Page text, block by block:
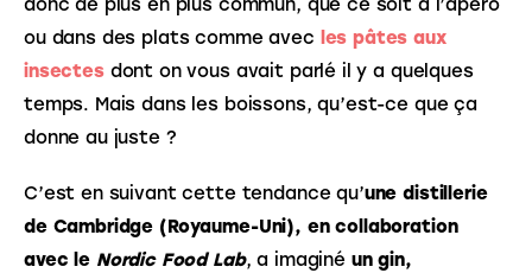
donc de plus en plus commun, que ce soit à l’apéro
ou dans des plats comme avec les pâtes aux
insectes dont on vous avait parlé il y a quelques
temps. Mais dans les boissons, qu’est-ce que ça
donne au juste ?
C’est en suivant cette tendance qu’une distillerie
de Cambridge (Royaume-Uni), en collaboration
avec le Nordic Food Lab, a imaginé un gin,